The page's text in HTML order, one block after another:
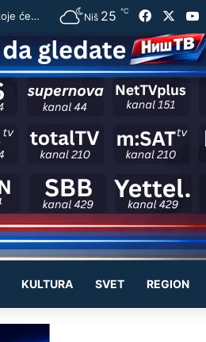
Vučić ugostio Zelenskog na večeri u Beogradu: „Otvorili smo razgovore o temama koje će biti u fokusu sastanaka“ Niš 25 ℃ Facebook
KULTURA SVET REGION